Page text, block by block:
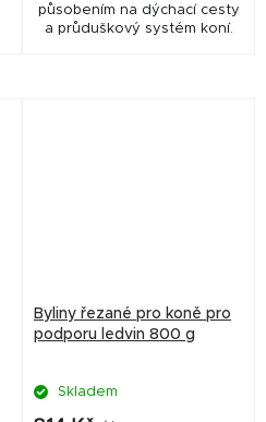
působením na dýchací cesty
a průduškový systém koní.
Byliny řezané pro koně pro
podporu ledvin 800 g
Skladem